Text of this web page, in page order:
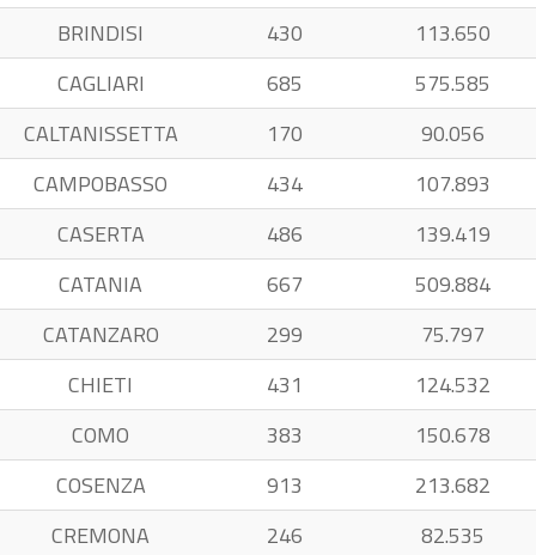
BRINDISI
430
113.650
CAGLIARI
685
575.585
CALTANISSETTA
170
90.056
CAMPOBASSO
434
107.893
CASERTA
486
139.419
CATANIA
667
509.884
CATANZARO
299
75.797
CHIETI
431
124.532
COMO
383
150.678
COSENZA
913
213.682
CREMONA
246
82.535